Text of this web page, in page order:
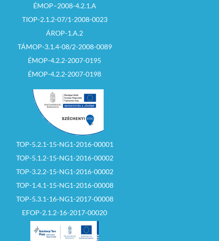
ÉMOP–2008-4.2.1.A
TIOP-2.1.2-07/1-2008-0023
ÁROP-1.A.2
TÁMOP-3.1.4-08/2-2008-0089
ÉMOP-4.2.2-2007-0195
ÉMOP-4.2.2-2007-0198
TOP-5.2.1-15-NG1-2016-00001
TOP-5.1.2-15-NG1-2016-00002
TOP-3.2.2-15-NG1-2016-00002
TOP-1.4.1-15-NG1-2016-00008
TOP-5.3.1-16-NG1-2017-00008
EFOP-2.1.2-16-2017-00020